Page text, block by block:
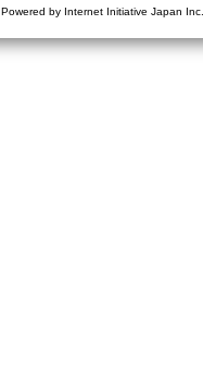
Powered by Internet Initiative Japan Inc.